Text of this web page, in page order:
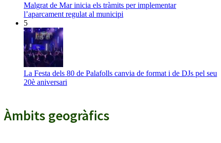
Malgrat de Mar inicia els tràmits per implementar
l’aparcament regulat al municipi
5
La Festa dels 80 de Palafolls canvia de format i de DJs pel seu
20è aniversari
Àmbits geogràfics